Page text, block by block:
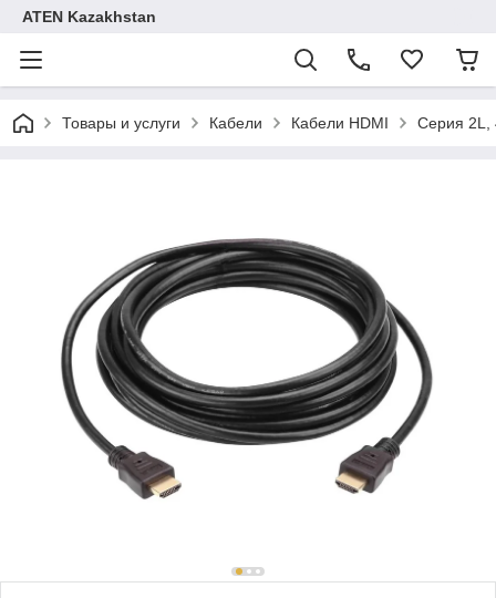
ATEN Kazakhstan
Товары и услуги Кабели Кабели HDMI Серия 2L,